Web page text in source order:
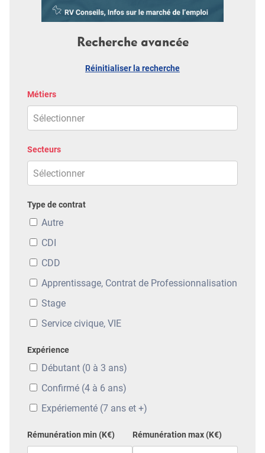
Recherche avancée
Réinitialiser la recherche
Métiers
Secteurs
Type de contrat
Autre
CDI
CDD
Apprentissage, Contrat de Professionnalisation
Stage
Service civique, VIE
Expérience
Débutant (0 à 3 ans)
Confirmé (4 à 6 ans)
Expériementé (7 ans et +)
Rémunération min (K€) Rémunération max (K€)